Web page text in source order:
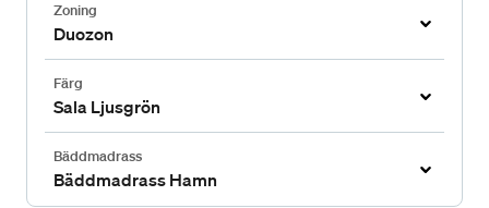
Zoning
Duozon
Färg
Sala Ljusgrön
Bäddmadrass
Bäddmadrass Hamn